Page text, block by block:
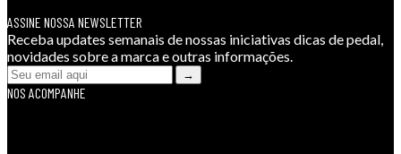
ASSINE NOSSA NEWSLETTER
Receba updates semanais de nossas iniciativas dicas de pedal,
novidades sobre a marca e outras informações.
NOS ACOMPANHE